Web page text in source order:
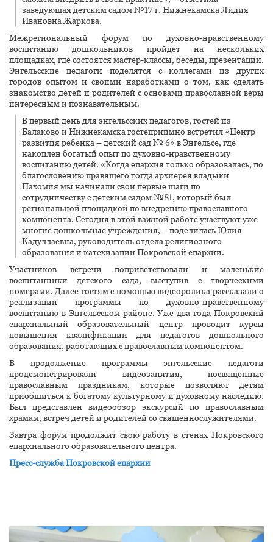
заведующая детским садом №17 г. Нижнекамска Лидия
Ивановна Жаркова.
Межрегиональный форум по духовно-нравственному
воспитанию дошкольников пройдет на нескольких
площадках, где состоятся мастер-классы, беседы, презентации.
Энгельсские педагоги поделятся с коллегами из других
городов опытом и своими наработками о том, как сделать
знакомство детей и родителей с основами православной веры
интересным и познавательным.
В первый день для энгельсских педагогов, гостей из
Балаково и Нижнекамска гостеприимно встретил «Центр
развития ребенка – детский сад № 6» в Энгельсе, где
накоплен богатый опыт по духовно-нравственному
воспитанию детей. «Когда епархия только образовалась, по
благословению правящего тогда архиерея владыки
Пахомия мы начинали свои первые шаги по
сотрудничеству с детским садом №81, который был
региональной площадкой по внедрению православного
компонента. Сегодня в этой важной работе участвуют уже
многие дошкольные учреждения, – поделилась Юлия
Кадуллаевна, руководитель отдела религиозного
образования и катехизации Покровской епархии.
Участников встречи поприветствовали и маленькие
воспитанники детского сада, выступив с творческими
номерами. Далее гостям с помощью видеоролика рассказали о
реализации программы по духовно-нравственному
воспитанию в Энгельсском районе. Уже два года Покровский
епархиальный образовательный центр проводит курсы
повышения квалификации для педагогов дошкольного
образования, работающих с православным компонентом.
В продолжение программы энгельсские педагоги
продемонстрировали видеозанятия, посвященные
православным праздникам, которые позволяют детям
приобщиться к богатому культурному и духовному наследию.
Был представлен видеообзор экскурсий по православным
храмам, встреч детей и родителей со священнослужителями.
Завтра форум продолжит свою работу в стенах Покровского
епархиального образовательного центра.
Пресс-служба Покровской епархии